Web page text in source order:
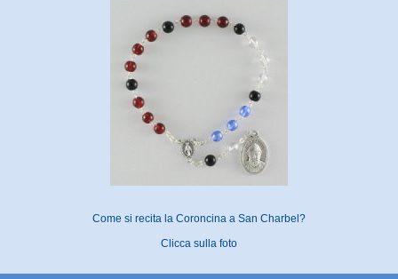
Come si recita la Coroncina a San Charbel?
Clicca sulla foto